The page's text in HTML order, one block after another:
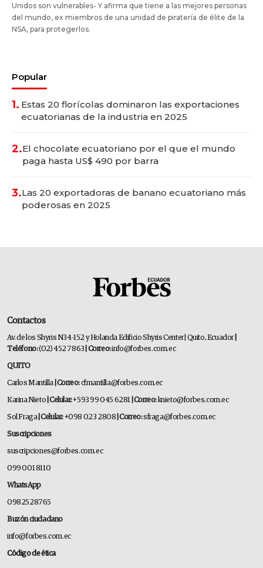
Unidos son vulnerables- Y afirma que tiene a las mejores personas
del mundo, ex miembros de una unidad de piratería de élite de la
NSA, para protegerlos.
Popular
1. Estas 20 florícolas dominaron las exportaciones
ecuatorianas de la industria en 2025
2.El chocolate ecuatoriano por el que el mundo
paga hasta US$ 490 por barra
3.Las 20 exportadoras de banano ecuatoriano más
poderosas en 2025
Contactos
Av. de los Shyris N34-152 y Holanda Edificio Shyris Center | Quito, Ecuador
Teléfono:(02) 452 7863 | Correo:info@forbes.com.ec
QUITO
Carlos Mantilla | Correo:cfmantilla@forbes.com.ec
Karina Nieto | Celular:+593 99 045 6281 | Correo:knieto@forbes.com.ec
Sol Fraga| Celular:+098 023 2808 | Correo:sfraga@forbes.com.ec
Suscripciones
suscripciones@forbes.com.ec
099 001 8110
WhatsApp
0982528765
Buzón ciudadano
info@forbes.com.ec
Código de ética